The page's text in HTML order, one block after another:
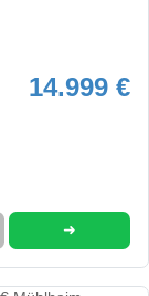
14.999 €
➜